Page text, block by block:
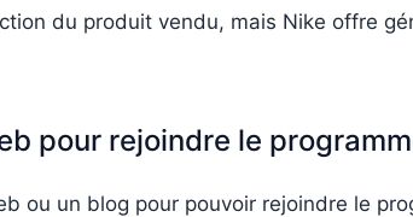
du produit vendu, mais Nike offre
pour rejoindre le
ou un blog pour pouvoir rejoindre le